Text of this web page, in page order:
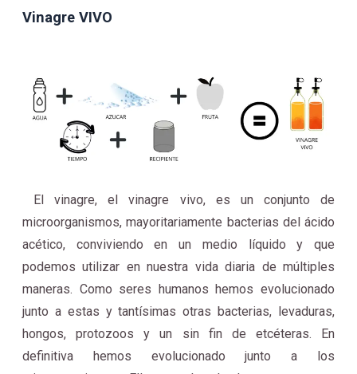
Vinagre VIVO
El vinagre, el vinagre vivo, es un conjunto de
microorganismos, mayoritariamente bacterias del ácido
acético, conviviendo en un medio líquido y que
podemos utilizar en nuestra vida diaria de múltiples
maneras. Como seres humanos hemos evolucionado
junto a estas y tantísimas otras bacterias, levaduras,
hongos, protozoos y un sin fin de etcéteras. En
definitiva hemos evolucionado junto a los